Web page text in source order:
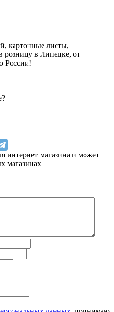
картонные листы,
розницу в Липецке, от
России!
интернет-магазина и может
магазинах